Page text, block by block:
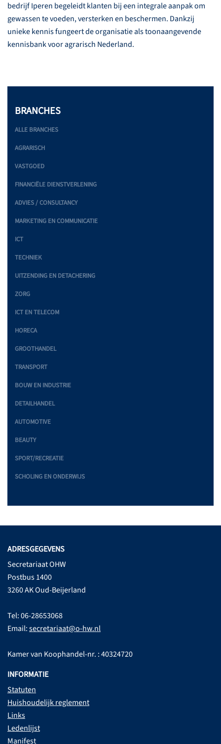
bedrijf Iperen begeleidt klanten bij een integrale aanpak om
gewassen te voeden, versterken en beschermen. Dankzij
unieke kennis fungeert de organisatie als toonaangevende
kennisbank voor agrarisch Nederland.
BRANCHES
ALLE BRANCHES
AGRARISCH
VASTGOED
FINANCIËLE DIENSTVERLENING
ADVIES / CONSULTANCY
MARKETING EN COMMUNICATIE
ICT
TECHNIEK
UITZENDING EN DETACHERING
ZORG
ICT EN TELECOM
HORECA
GROOTHANDEL
TRANSPORT
BOUW EN INDUSTRIE
DETAILHANDEL
AUTOMOTIVE
BEAUTY
SPORT/RECREATIE
SCHOLING EN ONDERWIJS
ADRESGEGEVENS
Secretariaat OHW
Postbus 1400
3260 AK Oud-Beijerland
Tel: 06-28653068
Email:secretariaat@o-hw.nl
Kamer van Koophandel-nr. : 40324720
INFORMATIE
Statuten
Huishoudelijk reglement
Links
Ledenlijst
Manifest